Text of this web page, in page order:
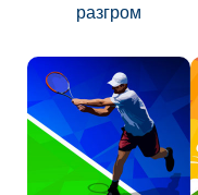
разгром